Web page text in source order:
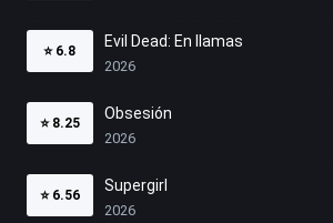
⭐ 6.8
Evil Dead: En llamas
2026
⭐ 8.25
Obsesión
2026
⭐ 6.56
Supergirl
2026